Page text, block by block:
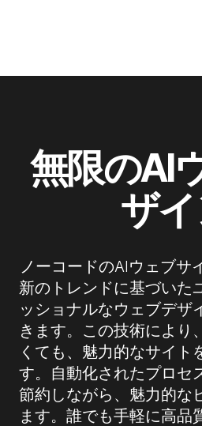
無限のAI
ザ
ノーコードのAIウェブサ
新のトレンドに基づいた
ッショナルなウェブデザ
きます。この技術により
くても、魅力的なサイト
す。自動化されたプロセ
節約しながら、魅力的な
ます。誰でも手軽に高品